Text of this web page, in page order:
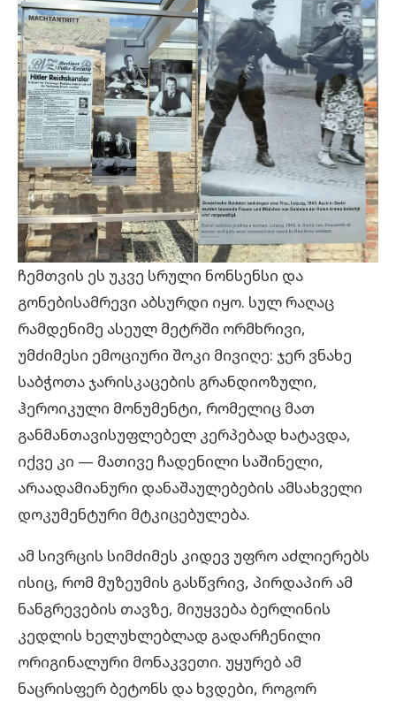
ჩემთვის ეს უკვე სრული ნონსენსი და
გონებისამრევი აბსურდი იყო. სულ რაღაც
რამდენიმე ასეულ მეტრში ორმხრივი,
უმძიმესი ემოციური შოკი მივიღე: ჯერ ვნახე
საბჭოთა ჯარისკაცების გრანდიოზული,
ჰეროიკული მონუმენტი, რომელიც მათ
განმანთავისუფლებელ კერპებად ხატავდა,
იქვე კი — მათივე ჩადენილი საშინელი,
არაადამიანური დანაშაულებების ამსახველი
დოკუმენტური მტკიცებულება.
ამ სივრცის სიმძიმეს კიდევ უფრო აძლიერებს
ისიც, რომ მუზეუმის გასწვრივ, პირდაპირ ამ
ნანგრევების თავზე, მიუყვება ბერლინის
კედლის ხელუხლებლად გადარჩენილი
ორიგინალური მონაკვეთი. უყურებ ამ
ნაცრისფერ ბეტონს და ხვდები, როგორ